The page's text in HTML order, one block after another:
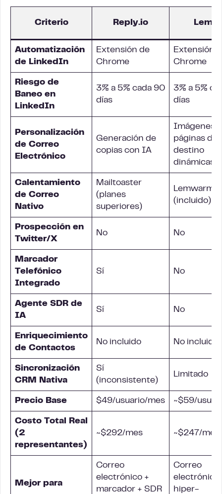
Criterio Reply.io
Automatización
de LinkedIn
Extensión de
Chrome
Extensión
Chrome
Riesgo de
Baneo en
LinkedIn
3% a 5% cada 90
días
3% a 5%
días
Personalización
de Correo
Electrónico
Generación de
copias con IA
Imágenes,
páginas de
destino
dinámicas
Calentamiento
de Correo
Nativo
Mailtoaster
(planes
superiores)
Lemwarm
(incluido)
Prospección en
Twitter/X
No No
Marcador
Telefónico
Integrado
Sí No
Agente SDR de
IA
Sí No
Enriquecimiento
de Contactos
No incluido No incluido
Sincronización
CRM Nativa
Sí
(inconsistente)
Limitado
Precio Base $49/usuario/mes ~$59/
Costo Total Real
(2
representantes)
~$292/mes ~$247/mes
Mejor para
Correo
electrónico +
marcador + SDR
Correo
electrónico
hiper-